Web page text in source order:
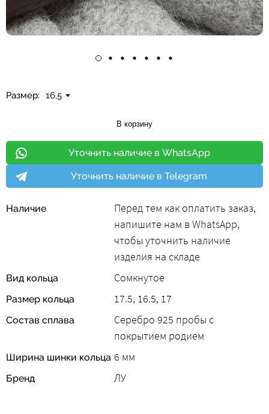
Размер: 16,5
В корзину
Уточнить наличие в WhatsApp
Уточнить наличие в Telegram
Наличие
Перед тем как оплатить заказ,
напишите нам в WhatsApp,
чтобы уточнить наличие
изделия на складе
Вид кольца Сомкнутое
Размер кольца 17.5, 16.5, 17
Состав сплава
Серебро 925 пробы с
покрытием родием
Ширина шинки кольца 6 мм
Бренд ЛУ